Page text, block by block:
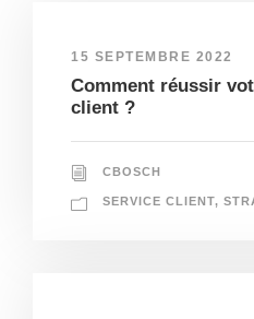
15 SEPTEMBRE 2022
Comment réussir
client ?
CBOSCH
SERVICE CLIENT,